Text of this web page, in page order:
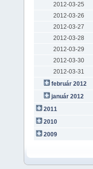
2012-03-25
2012-03-26
2012-03-27
2012-03-28
2012-03-29
2012-03-30
2012-03-31
február 2012
január 2012
2011
2010
2009